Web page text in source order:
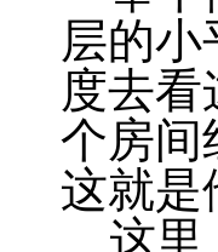
层的
度去
个房间
这就是
这里